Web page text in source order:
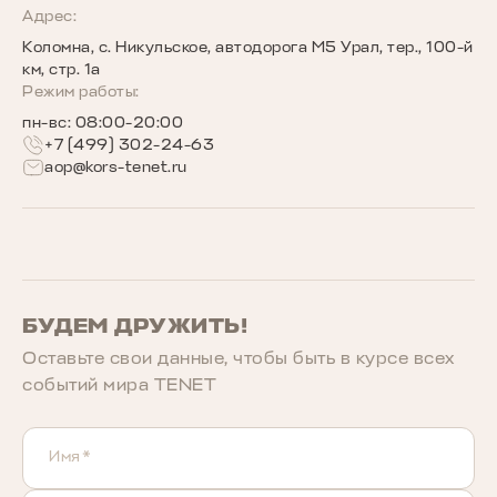
Программы страхования
Запись на сервис
Сообщество владельцев TENET
Беговое сообщество TENET
БУДЕМ ДРУЖИТЬ!
Оставьте свои данные, чтобы быть в курcе всех
событий мира TENET
Имя*
Адрес:
Коломна, с. Никульское, автодорога М5 Урал, тер., 100-й
км, стр. 1а
Режим работы:
пн-вс: 08:00-20:00
+7 (499) 302-24-63
aop@kors-tenet.ru